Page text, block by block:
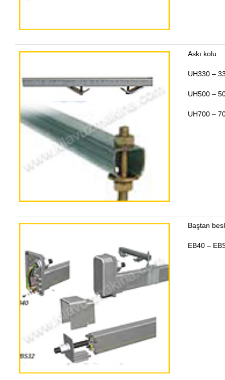
Askı kolu
UH330 –
UH500 –
UH700 –
Baştan
EB40 –